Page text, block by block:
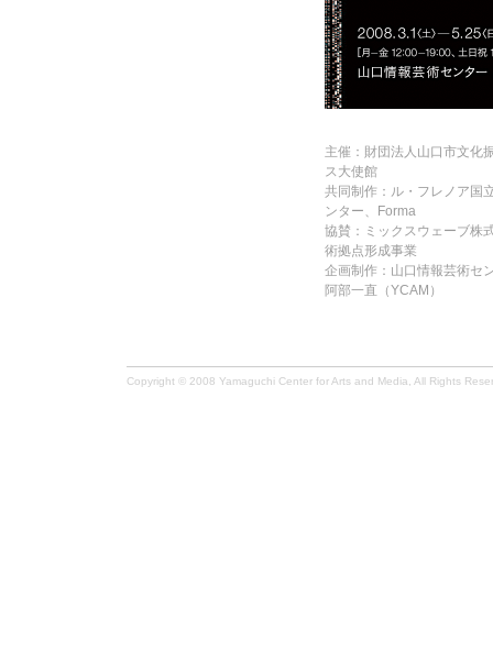
主催：財団法人山口市文
ス大使館
共同制作：ル・フレノア国
ンター、Forma
協賛：ミックスウェーブ株
術拠点形成事業
企画制作：山口情報芸術
阿部一直（YCAM）
Copyright © 2008 Yamaguchi Center for Arts and Media, All Rights